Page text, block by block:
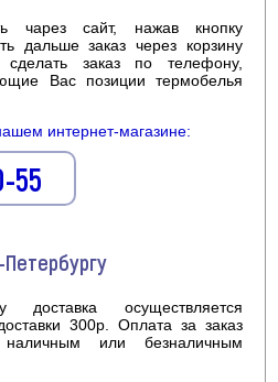
чарез сайт, нажав кнопку
дальше заказ через корзину
заказ по телефону,
Вас позиции термобелья
интернет-магазине:
55
доставка осуществляется
300р. Оплата за заказ
наличным или безналичным